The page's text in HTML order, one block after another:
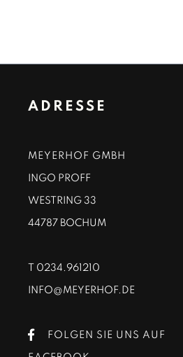
ADRESSE
MEYERHOF GMBH
INGO PROFF
WESTRING 33
44787 BOCHUM
0234.961210
INFO@MEYERHOF.DE
FOLGEN SIE UNS AUF